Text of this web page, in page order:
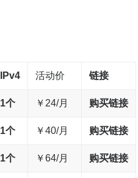
IPv4 活动价 链接
1个 ￥24/月 购买链接
1个 ￥40/月 购买链接
1个 ￥64/月 购买链接